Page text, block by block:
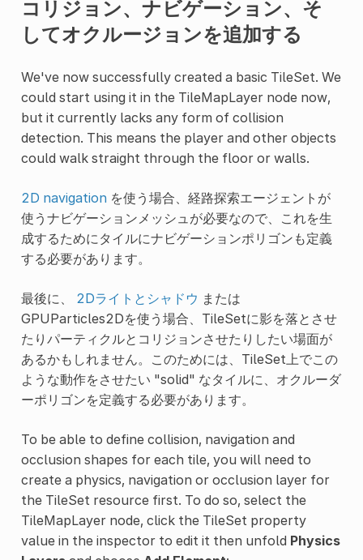
コリジョン、ナビゲーション、そ
してオクルージョンを追加する
We've now successfully created a basic TileSet. We
could start using it in the TileMapLayer node now,
but it currently lacks any form of collision
detection. This means the player and other objects
could walk straight through the floor or walls.
2D navigationを使う場合、経路探索エージェントが
使うナビゲーションメッシュが必要なので、これを生
成するためにタイルにナビゲーションポリゴンも定義
する必要があります。
最後に、 2Dライトとシャドウ または
GPUParticles2Dを使う場合、TileSetに影を落とさせ
たりパーティクルとコリジョンさせたりしたい場面が
あるかもしれません。このためには、TileSet上でこの
ような動作をさせたい "solid" なタイルに、オクルーダ
ーポリゴンを定義する必要があります。
To be able to define collision, navigation and
occlusion shapes for each tile, you will need to
create a physics, navigation or occlusion layer for
the TileSet resource first. To do so, select the
TileMapLayer node, click the TileSet property
value in the inspector to edit it then unfold Physics